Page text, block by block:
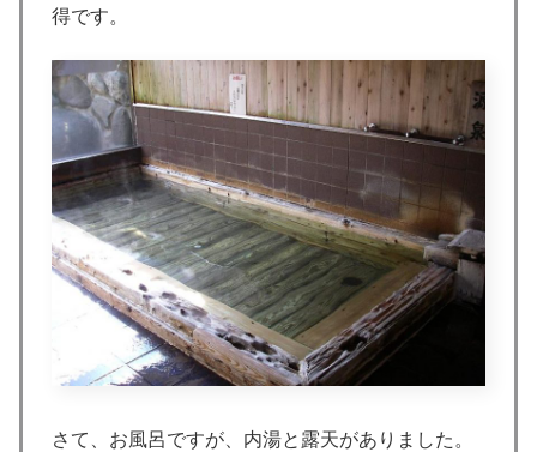
得です。
さて、お風呂ですが、内湯と露天がありました。